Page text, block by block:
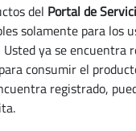
del Portal de
solamente para los
Usted ya se encuentra
consumir el
registrado,